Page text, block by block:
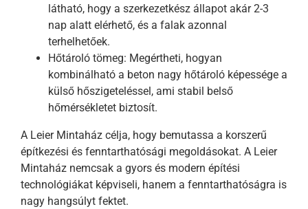
látható, hogy a szerkezetkész állapot akár 2-3
nap alatt elérhető, és a falak azonnal
terhelhetőek.
Hőtároló tömeg: Megértheti, hogyan
kombinálható a beton nagy hőtároló képessége a
külső hőszigeteléssel, ami stabil belső
hőmérsékletet biztosít.
A Leier Mintaház célja, hogy bemutassa a korszerű
építkezési és fenntarthatósági megoldásokat. A Leier
Mintaház nemcsak a gyors és modern építési
technológiákat képviseli, hanem a fenntarthatóságra is
nagy hangsúlyt fektet.